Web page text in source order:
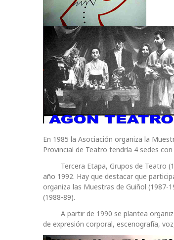
En 1985 la Asociación organiza la
Provincial de Teatro tendría 4 sedes
Tercera Etapa, Grupos de Teatro
año 1992. Hay que destacar que
organiza las Muestras de Guiñol (1987-
(1988-89).
A partir de 1990 se plantea
de expresión corporal, escenografía,